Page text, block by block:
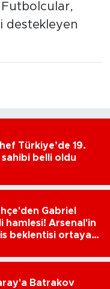
Futbolcular,
destekleyen
Türkiye’de 19.
belli oldu
Gabriel
hamlesi! Arsenal'in
beklentisi ortaya
Batrakov